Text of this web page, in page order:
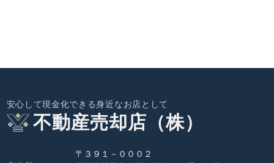
安心して現金化できる身近なお店として
不動産売却店（株）
〒３９１－０００２